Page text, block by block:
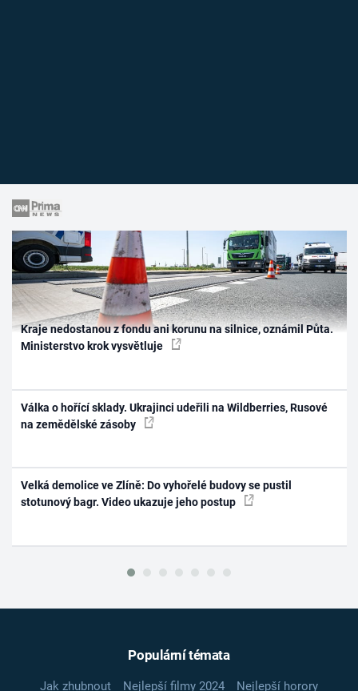
Kraje nedostanou z fondu ani korunu na silnice, oznámil Půta.
Ministerstvo krok vysvětluje
Válka o hořící sklady. Ukrajinci udeřili na Wildberries, Rusové
na zemědělské zásoby
Velká demolice ve Zlíně: Do vyhořelé budovy se pustil
stotunový bagr. Video ukazuje jeho postup
Populární témata
Jak zhubnout Nejlepší filmy 2024
Nejlepší horory